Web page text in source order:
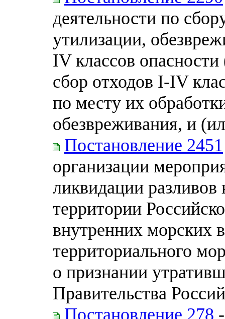
деятельности по
утилизации,
IV классов
сбор отходов I-IV
по месту их
обезвреживания, и
Постановление 2451
организации
ликвидации
территории
внутренних морских
территориального
о признании
Правительства
Постановление 278